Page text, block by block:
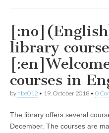
library
courses in
by hbe012 • 19. October 2018 • 0
The library offers several
December. The courses are